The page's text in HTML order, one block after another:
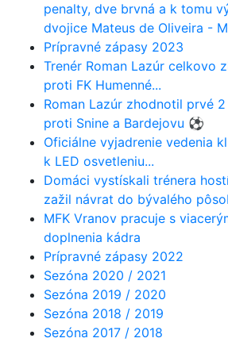
penalty, dve brvná a k tomu
dvojice Mateus de Oliveira -
Prípravné zápasy 2023
Trenér Roman Lazúr celkovo
proti FK Humenné...
Roman Lazúr zhodnotil prvé
proti Snine a Bardejovu ⚽️
Oficiálne vyjadrenie vedenia
k LED osvetleniu...
Domáci vystískali trénera
zažil návrat do bývalého
MFK Vranov pracuje s
doplnenia kádra
Prípravné zápasy 2022
Sezóna 2020 / 2021
Sezóna 2019 / 2020
Sezóna 2018 / 2019
Sezóna 2017 / 2018